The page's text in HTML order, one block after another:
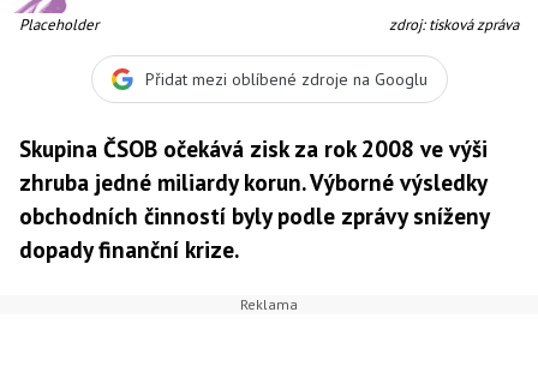
Placeholder zdroj: tisková zpráva
Přidat mezi oblíbené zdroje na Googlu
Skupina ČSOB očekává zisk za rok 2008 ve výši
zhruba jedné miliardy korun. Výborné výsledky
obchodních činností byly podle zprávy sníženy
dopady finanční krize.